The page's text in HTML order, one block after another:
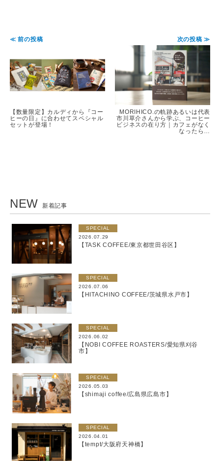
≪ 前の投稿
【数量限定】カルディから『コー
ヒーの日』に合わせてスペシャル
セットが登場！
次の投稿 ≫
MORIHICO.の軌跡あるいは代表
市川草介さんから学ぶ、コーヒー
ビジネスの在り方｜カフェがなく
なったら…
NEW 新着記事
SPECIAL
2026.07.29
【TASK COFFEE/東京都世田谷区】
SPECIAL
2026.07.06
【HITACHINO COFFEE/茨城県水戸市】
SPECIAL
2026.06.02
【NOBI COFFEE ROASTERS/愛知県刈谷
市】
SPECIAL
2026.05.03
【shimaji coffee/広島県広島市】
SPECIAL
2026.04.01
【tempt/大阪府天神橋】